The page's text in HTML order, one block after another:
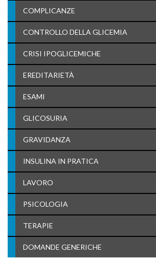
COMPLICANZE
CONTROLLO DELLA GLICEMIA
CRISI IPOGLICEMICHE
EREDITARIETÀ
ESAMI
GLICOSURIA
GRAVIDANZA
INSULINA IN PRATICA
LAVORO
PSICOLOGIA
TERAPIE
DOMANDE GENERICHE